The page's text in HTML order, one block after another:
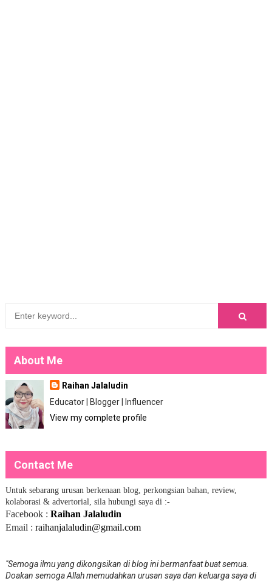
About Me
Raihan Jalaludin
Educator | Blogger | Influencer
View my complete profile
Contact Me
Untuk sebarang urusan berkenaan blog, perkongsian bahan, review,
kolaborasi & advertorial, sila hubungi saya di :-
Facebook : Raihan Jalaludin
Email : raihanjalaludin@gmail.com
"Semoga ilmu yang dikongsikan di blog ini bermanfaat buat semua.
Doakan semoga Allah memudahkan urusan saya dan keluarga saya di